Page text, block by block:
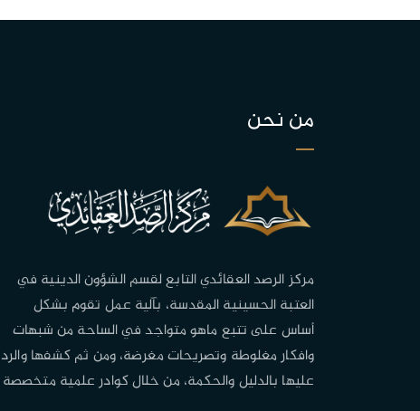
من نحن
مركز الرصد العقائدي التابع لقسم الشؤون الدينية في
العتبة الحسينية المقدسة، بآلية عمل تقوم بشكل
أساس على تتبع ماهو متواجد في الساحة من شبهات
وافكار مغلوطة وتصريحات مغرضة، ومن ثم كشفها والرد
عليها بالدليل والحكمة، من خلال كوادر علمية متخصصة